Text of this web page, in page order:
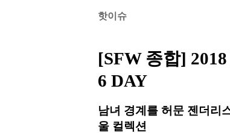
핫이슈
[SFW 종합]
6 DAY
남녀 경계를 허문 젠더리
울 컬렉션